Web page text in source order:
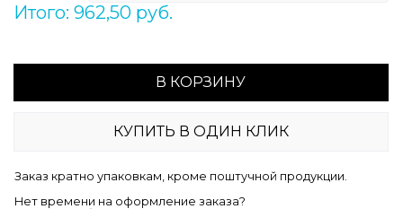
Итого: 962,50 руб.
В КОРЗИНУ
КУПИТЬ В ОДИН КЛИК
Заказ кратно упаковкам, кроме поштучной продукции.
Нет времени на оформление заказа?